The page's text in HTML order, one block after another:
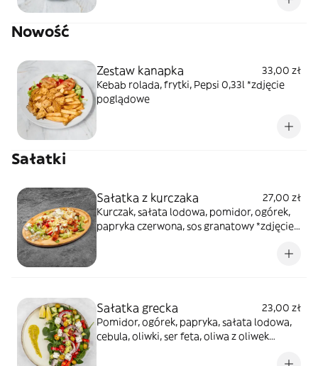
Nowość
Zestaw kanapka
33,00 zł
Kebab rolada, frytki, Pepsi 0,33l *zdjęcie
poglądowe
Sałatki
Sałatka z kurczaka
27,00 zł
Kurczak, sałata lodowa, pomidor, ogórek,
papryka czerwona, sos granatowy *zdjęcie
Sałatka grecka
23,00 zł
Pomidor, ogórek, papryka, sałata lodowa,
cebula, oliwki, ser feta, oliwa z oliwek